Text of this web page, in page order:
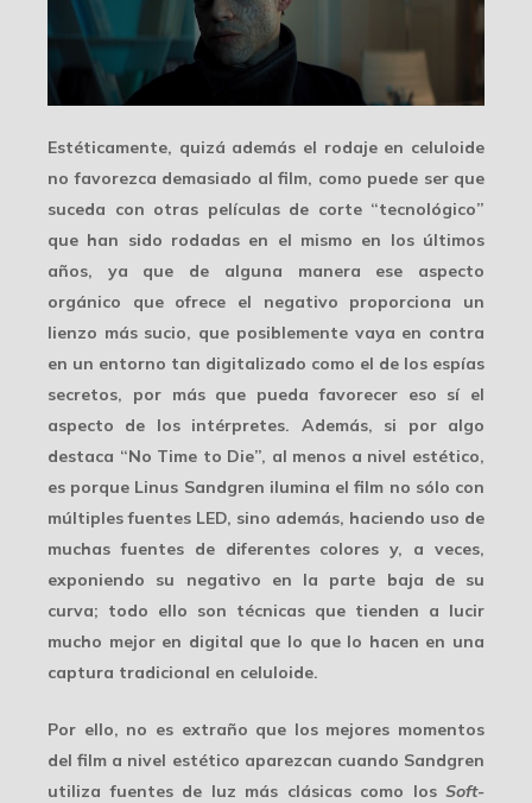
Estéticamente, quizá además el rodaje en celuloide
no favorezca demasiado al film, como puede ser que
suceda con otras películas de corte “tecnológico”
que han sido rodadas en el mismo en los últimos
años, ya que de alguna manera ese aspecto
orgánico que ofrece el negativo proporciona un
lienzo más sucio, que posiblemente vaya en contra
en un entorno tan digitalizado como el de los espías
secretos, por más que pueda favorecer eso sí el
aspecto de los intérpretes. Además, si por algo
destaca “No Time to Die”, al menos a nivel estético,
es porque Linus Sandgren ilumina el film no sólo con
múltiplesfuentes LED, sino además, haciendo uso de
muchas fuentes de diferentes colores y, a veces,
exponiendo su negativo en la parte baja de su
curva; todo ello son técnicas que tienden a lucir
mucho mejor en digital que lo que lo hacen en una
captura tradicional en celuloide.
Por ello, no es extraño que los mejores momentos
del film a nivel estético aparezcan cuando Sandgren
utiliza fuentes de luz más clásicas como los Soft-